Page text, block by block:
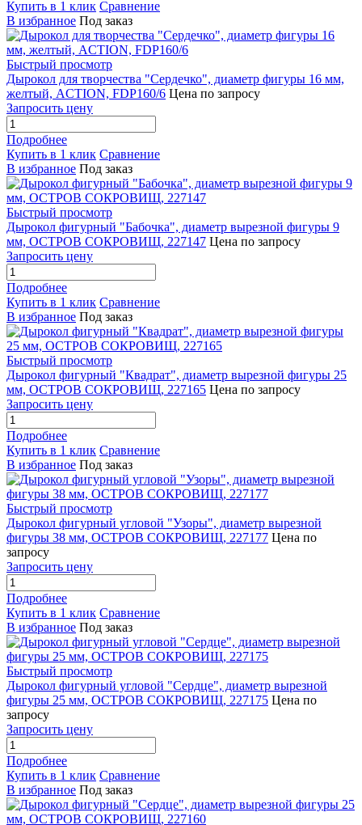
Купить в 1 клик Сравнение
В избранное Под заказ
Быстрый просмотр
Дырокол для творчества "Сердечко", диаметр фигуры 16 мм,
желтый, ACTION, FDP160/6 Цена по запросу
Запросить цену
Подробнее
Купить в 1 клик Сравнение
В избранное Под заказ
Быстрый просмотр
Дырокол фигурный "Бабочка", диаметр вырезной фигуры 9
мм, ОСТРОВ СОКРОВИЩ, 227147 Цена по запросу
Запросить цену
Подробнее
Купить в 1 клик Сравнение
В избранное Под заказ
Быстрый просмотр
Дырокол фигурный "Квадрат", диаметр вырезной фигуры 25
мм, ОСТРОВ СОКРОВИЩ, 227165 Цена по запросу
Запросить цену
Подробнее
Купить в 1 клик Сравнение
В избранное Под заказ
Быстрый просмотр
Дырокол фигурный угловой "Узоры", диаметр вырезной
фигуры 38 мм, ОСТРОВ СОКРОВИЩ, 227177 Цена по
запросу
Запросить цену
Подробнее
Купить в 1 клик Сравнение
В избранное Под заказ
Быстрый просмотр
Дырокол фигурный угловой "Сердце", диаметр вырезной
фигуры 25 мм, ОСТРОВ СОКРОВИЩ, 227175 Цена по
запросу
Запросить цену
Подробнее
Купить в 1 клик Сравнение
В избранное Под заказ